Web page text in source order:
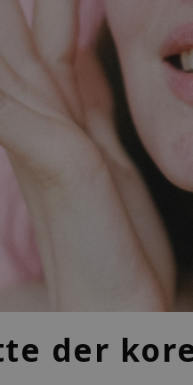
der